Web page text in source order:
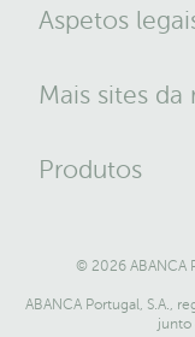
Aspetos
Mais sites da
Produtos
© 2026 ABANCA
ABANCA Portugal, S.A.,
junto